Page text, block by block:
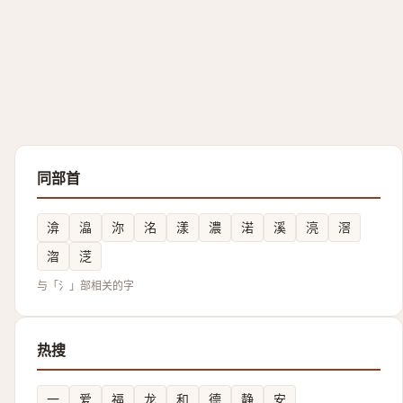
同部首
渰 㵿 沵 洺 漾 濃 渃 溪 湸
滘
㳷
㴀
与「氵」部相关的字
热搜
一 爱 福 龙 和 德 静 安